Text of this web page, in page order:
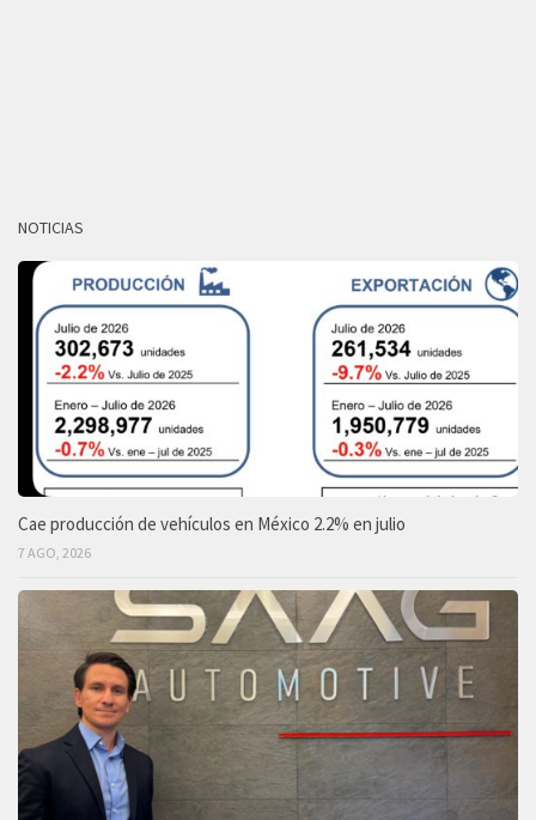
NOTICIAS
Cae producción de vehículos en México 2.2% en julio
7 AGO, 2026